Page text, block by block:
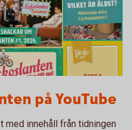
på YouTube
med innehåll från tidningen